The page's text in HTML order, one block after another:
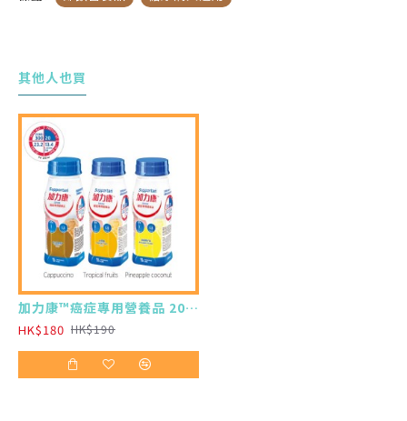
MUFA的膳食能改善胰島素的功用
中鏈脂肪酸 (MCT) ，較長鏈脂肪酸 (LCT)
，更容易被人體吸收並作為能量使用。好處
是MCT不會被儲存成脂肪，有助控制體重
低升糖指數碳水化合物
碳水化合物組合，專為糖尿病人而設計，從而達到
低升糖指數，令病人更能有效控制穩定的血糖水平
其他人也買
加力康™癌症專用營養品 200ml X4 (最少需購買24樽)
HK$180 HK$190